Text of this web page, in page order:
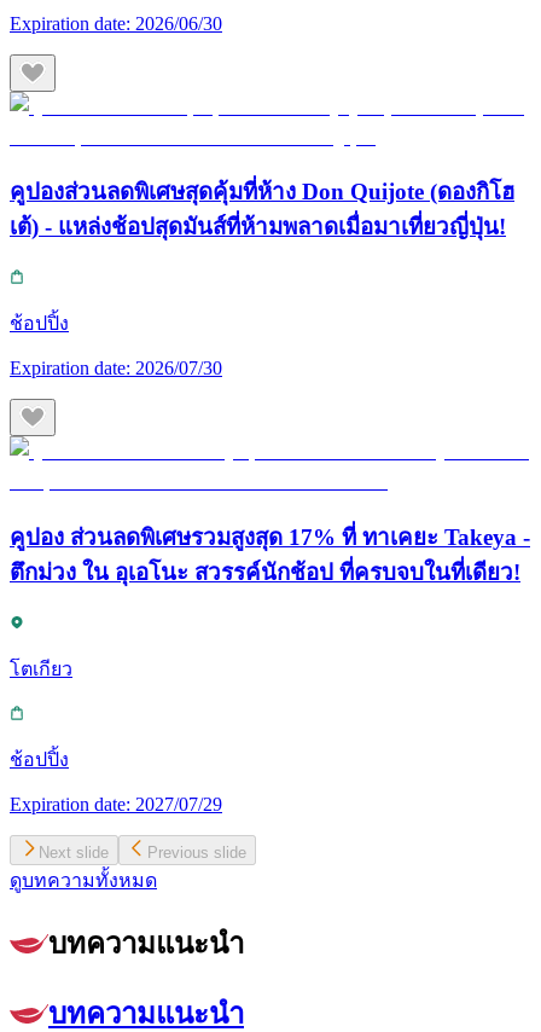
Expiration date: 2026/06/30
คูปองส่วนลดพิเศษสุดคุ้มที่ห้าง Don Quijote (ดองกิโฮ
เต้) - แหล่งช้อปสุดมันส์ที่ห้ามพลาดเมื่อมาเที่ยวญี่ปุ่น!
ช้อปปิ้ง
Expiration date: 2026/07/30
คูปอง ส่วนลดพิเศษรวมสูงสุด 17% ที่ ทาเคยะ Takeya -
ตึกม่วง ใน อุเอโนะ สวรรค์นักช้อป ที่ครบจบในที่เดียว!
โตเกียว
ช้อปปิ้ง
Expiration date: 2027/07/29
Next slide Previous slide
ดูบทความทั้งหมด
บทความแนะนำ
บทความแนะนำ